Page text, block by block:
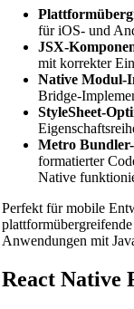
🔗 Related Tools
📝 Code-
🔧 TOOLS
HTML Beautifier
CSS Beautifier
JavaScript
TypeScript
für iOS- und
JSX-
mit korrekter
Native Modul-
Bridge-
StyleSheet-
Metro
formatierter
Native
Perfekt für mobile
Anwendungen mit
React Native